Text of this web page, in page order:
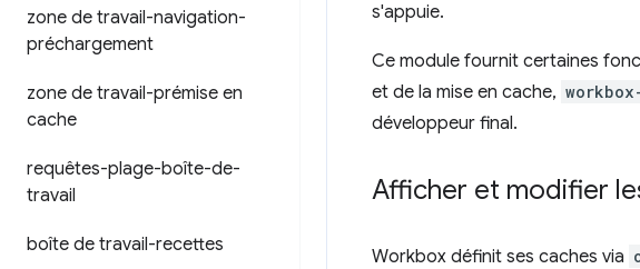
zone de travail-navigation-
préchargement
zone de travail-prémise en
cache
requêtes-plage-boîte-de-
travail
boîte de travail-recettes
s'appuie.
Ce module fournit certaines
et de la mise en cache,
développeur final.
Afficher et modifier
Workbox définit ses caches via